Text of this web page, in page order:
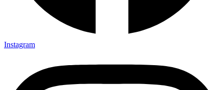
Instagram